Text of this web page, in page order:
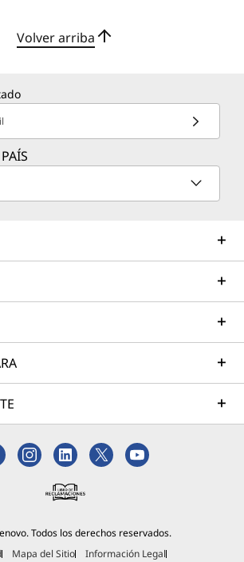
Volver arriba
Todos los derechos reservados.
Mapa del Sitio Información Legal